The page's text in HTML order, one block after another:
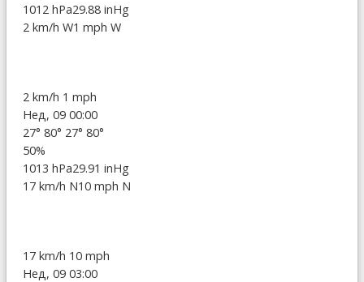
1012 hPa29.88 inHg
2 km/h W1 mph W
2 km/h 1 mph
Нед, 09 00:00
27° 80° 27° 80°
50%
1013 hPa29.91 inHg
17 km/h N10 mph N
17 km/h 10 mph
Нед, 09 03:00